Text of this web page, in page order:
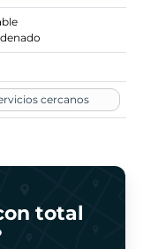
cercanos
total